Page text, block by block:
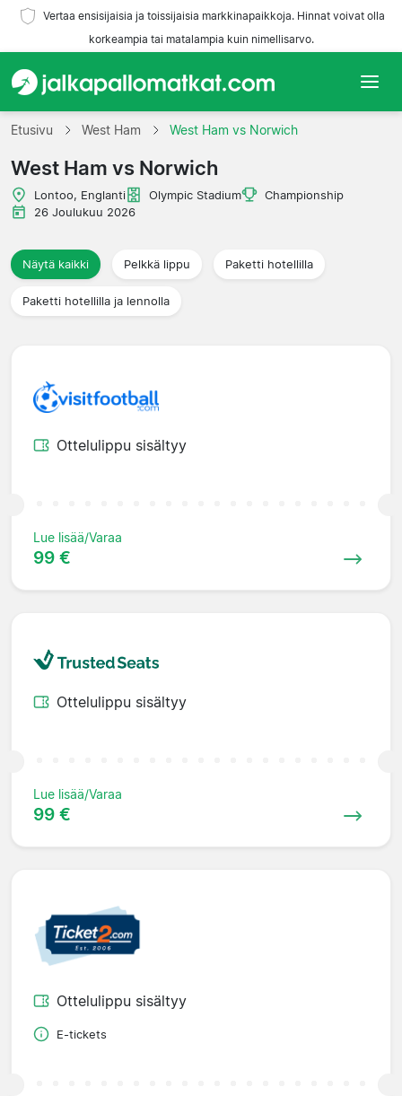
Vertaa ensisijaisia ja toissijaisia markkinapaikkoja. Hinnat voivat olla
korkeampia tai matalampia kuin nimellisarvo.
Etusivu
Joukkueet
Liigat
Matkatoimistoja
Etusivu West Ham West Ham vs Norwich
West Ham vs Norwich
Lontoo, Englanti Olympic Stadium
Championship
26 Joulukuu 2026
Näytä kaikki Pelkkä lippu Paketti hotellilla
Paketti hotellilla ja lennolla
Ottelulippu sisältyy
Lue lisää/Varaa
99 €
Ottelulippu sisältyy
Lue lisää/Varaa
99 €
Ottelulippu sisältyy
E-tickets